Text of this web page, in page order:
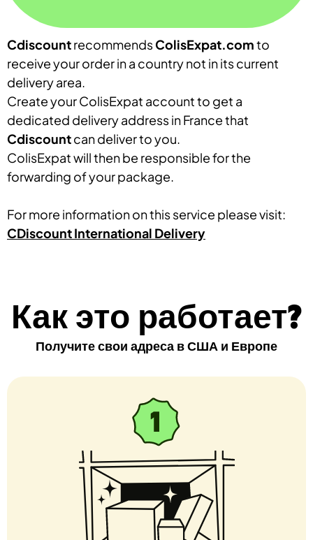
CdiscountrecommendsColisExpat.comto
receive your order in a country not in its current
delivery area.
Create your ColisExpat account to get a
dedicated delivery address in France that
Cdiscountcan deliver to you.
ColisExpat will then be responsible for the
forwarding of your package.
For more information on this service please visit:
CDiscount International Delivery
Как это работает?
Получите свои адреса в США и Европе